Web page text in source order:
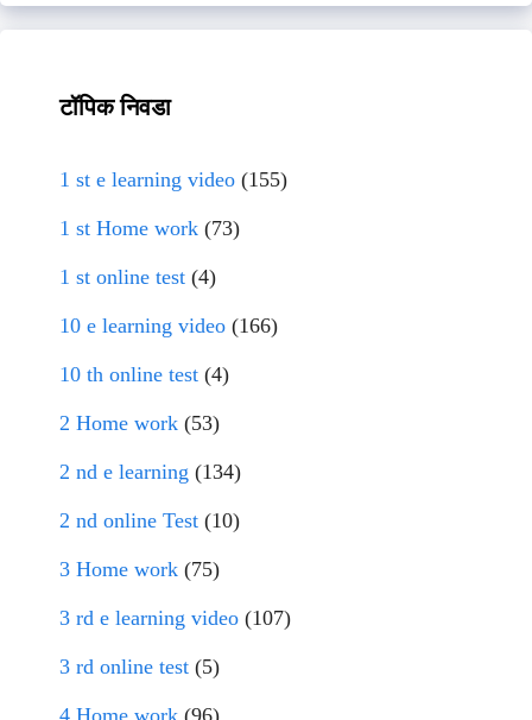
टॉपिक निवडा
1 st e learning video (155)
1 st Home work (73)
1 st online test (4)
10 e learning video (166)
10 th online test (4)
2 Home work (53)
2 nd e learning (134)
2 nd online Test (10)
3 Home work (75)
3 rd e learning video (107)
3 rd online test (5)
4 Home work (96)